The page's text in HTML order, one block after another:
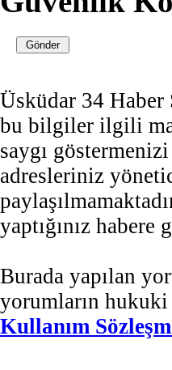
Üsküdar 34
bu bilgiler ilgili
saygı
adresleriniz
yaptığınız
Burada yapılan
yorumların
Kullanım